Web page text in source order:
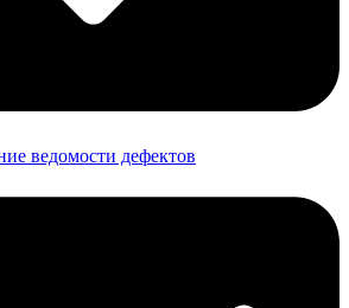
ведомости дефектов